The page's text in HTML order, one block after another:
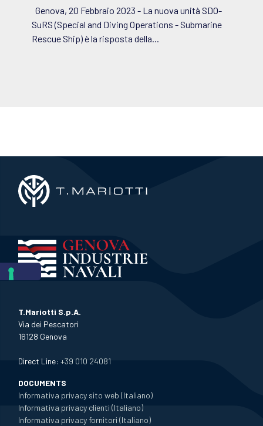
Genova, 20 Febbraio 2023 - La nuova unità SDO-
SuRS (Special and Diving Operations - Submarine
Rescue Ship) è la risposta della...
T.Mariotti S.p.A.
Via dei Pescatori
16128 Genova
Direct Line:+39 010 24081
DOCUMENTS
Informativa privacy sito web (Italiano)
Informativa privacy clienti (Italiano)
Informativa privacy fornitori (Italiano)